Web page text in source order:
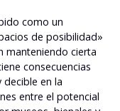
como un
de posibilidad»
manteniendo cierta
consecuencias
decible en la
entre el potencial